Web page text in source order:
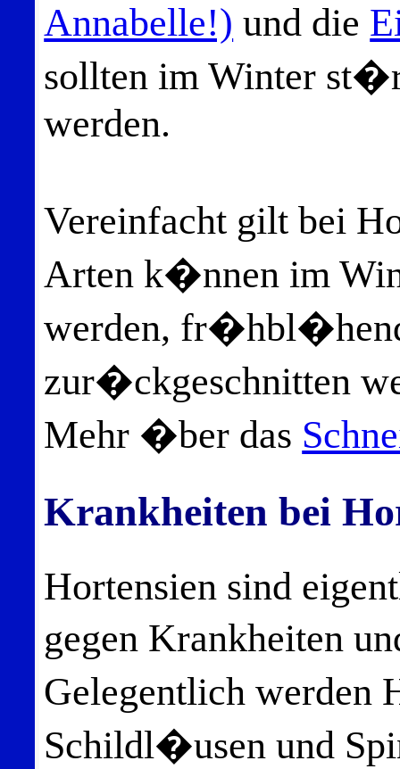
Annabelle!) und die
sollten im Winter
werden.
Vereinfacht gilt bei
Arten k�nnen im
werden,
zur�ckgeschnitten
Mehr �ber das
Krankheiten bei
Hortensien sind
gegen Krankheiten
Gelegentlich werden
Schildl�usen und